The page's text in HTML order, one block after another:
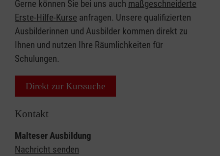
Gerne können Sie bei uns auch maßgeschneiderte
Erste-Hilfe-Kurse anfragen. Unsere qualifizierten
Ausbilderinnen und Ausbilder kommen direkt zu
Ihnen und nutzen Ihre Räumlichkeiten für
Schulungen.
Direkt zur Kurssuche
Kontakt
Malteser Ausbildung
Nachricht senden